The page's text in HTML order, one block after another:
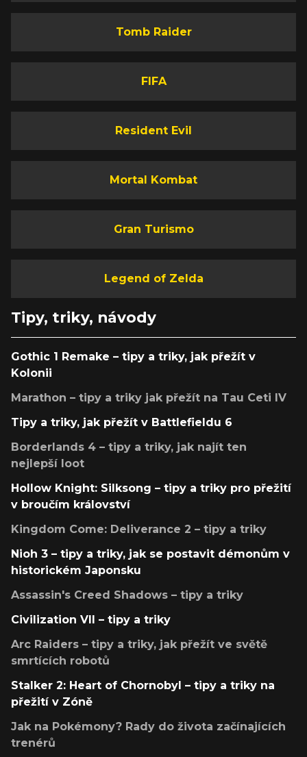
Tomb Raider
FIFA
Resident Evil
Mortal Kombat
Gran Turismo
Legend of Zelda
Tipy, triky, návody
Gothic 1 Remake – tipy a triky, jak přežít v
Kolonii
Marathon – tipy a triky jak přežít na Tau Ceti IV
Tipy a triky, jak přežít v Battlefieldu 6
Borderlands 4 – tipy a triky, jak najít ten
nejlepší loot
Hollow Knight: Silksong – tipy a triky pro přežití
v broučím království
Kingdom Come: Deliverance 2 – tipy a triky
Nioh 3 – tipy a triky, jak se postavit démonům v
historickém Japonsku
Assassin's Creed Shadows – tipy a triky
Civilization VII – tipy a triky
Arc Raiders – tipy a triky, jak přežít ve světě
smrtících robotů
Stalker 2: Heart of Chornobyl – tipy a triky na
přežití v Zóně
Jak na Pokémony? Rady do života začínajících
trenérů